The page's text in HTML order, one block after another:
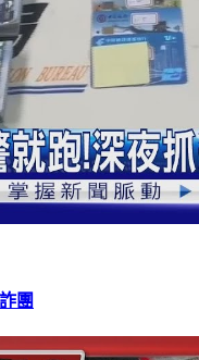
團